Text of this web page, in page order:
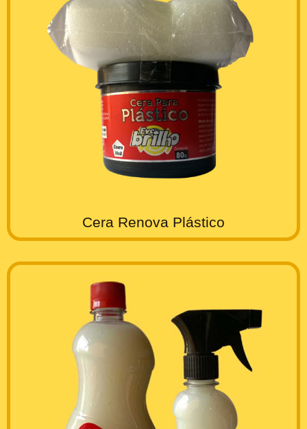
Cera Renova Plástico